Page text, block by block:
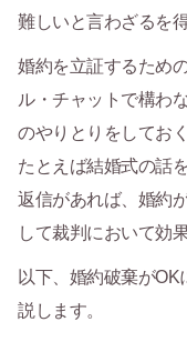
難しいと言わざるを得
婚約を立証するため
ル・チャットで構わ
のやりとりをしてお
たとえば結婚式の話
返信があれば、婚約
して裁判において効
以下、婚約破棄が
説します。